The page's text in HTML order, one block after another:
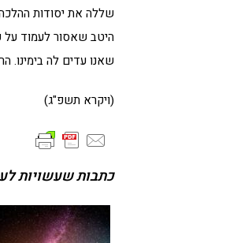
שללה את יסודות
היטב שאסור לעמוד על
שאנו עדים לה בימינו.
(ויקרא תשפ"ג)
כתבות שעשויות